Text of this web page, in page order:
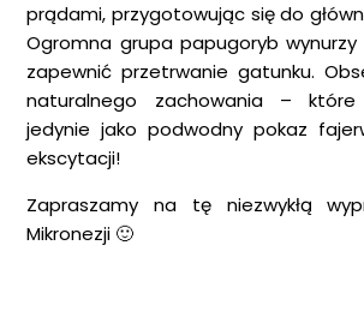
prądami, przygotowując się do
Ogromna grupa papugoryb wynurzy
zapewnić przetrwanie gatunku.
naturalnego zachowania –
jedynie jako podwodny pokaz
ekscytacji!
Zapraszamy na tę niezwykłą
Mikronezji 🙂